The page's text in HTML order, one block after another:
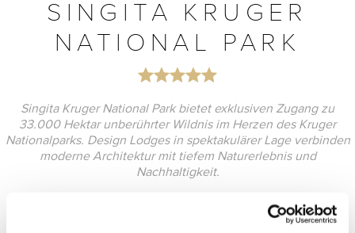
SINGITA KRUGER
NATIONAL PARK
Singita Kruger National Park bietet exklusiven Zugang zu
33.000 Hektar unberührter Wildnis im Herzen des Kruger
Nationalparks. Design Lodges in spektakulärer Lage verbinden
moderne Architektur mit tiefem Naturerlebnis und
Nachhaltigkeit.